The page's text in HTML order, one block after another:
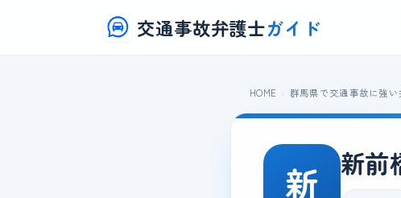
交通事故弁護士ガイド
HOME 群馬県で交通事故に強
新 新前